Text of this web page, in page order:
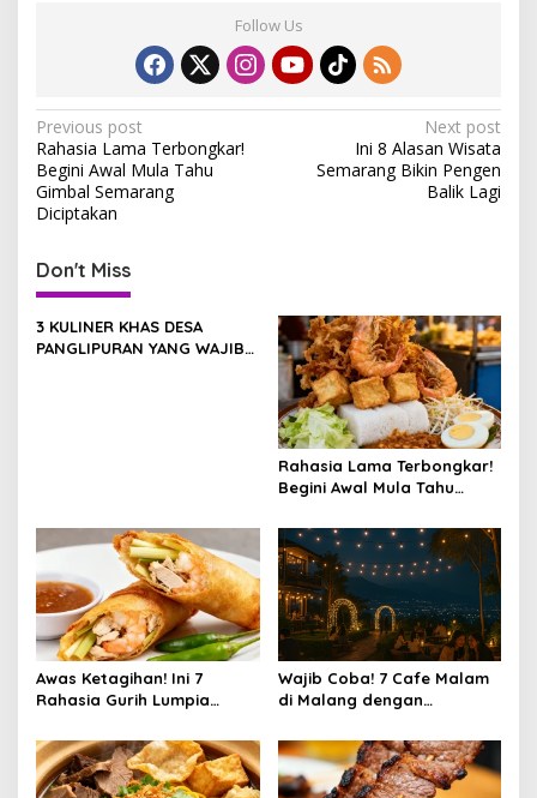
Follow Us
P
o
s
n
a
v
o
n
Previous post
Rahasia Lama Terbongkar!
Begini Awal Mula Tahu
Gimbal Semarang
Diciptakan
Next post
Ini 8 Alasan Wisata
Semarang Bikin Pengen
Balik Lagi
Don't Miss
3 KULINER KHAS DESA
PANGLIPURAN YANG WAJIB
Rahasia Lama Terbongkar!
Begini Awal Mula Tahu
Diciptakan
Awas Ketagihan! Ini 7
Rahasia Gurih Lumpia
Wajib Coba! 7 Cafe Malam
di Malang dengan
yang Lagi Viral di 2025